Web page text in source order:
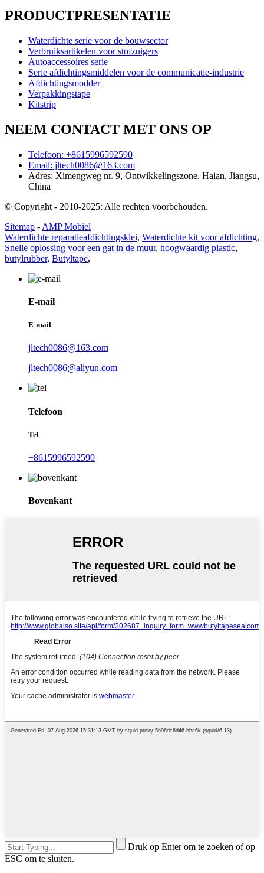
PRODUCTPRESENTATIE
Waterdichte serie voor de bouwsector
Verbruiksartikelen voor stofzuigers
Autoaccessoires serie
Serie afdichtingsmiddelen voor de communicatie-industrie
Afdichtingsmodder
Verpakkingstape
Kitstrip
NEEM CONTACT MET ONS OP
Telefoon: +8615996592590
Email: jltech0086@163.com
Adres: Ximengweg nr. 9, Ontwikkelingszone, Haian, Jiangsu,
China
© Copyright - 2010-2025: Alle rechten voorbehouden.
Sitemap - AMP Mobiel
Waterdichte reparatieafdichtingsklei, Waterdichte kit voor afdichting,
Snelle oplossing voor een gat in de muur, hoogwaardig plastic,
butylrubber, Butyltape,
E-mail
E-mail
jltech0086@163.com
jltech0086@aliyun.com
Telefoon
Tel
+8615996592590
Bovenkant
Druk op Enter om te zoeken of op
ESC om te sluiten.